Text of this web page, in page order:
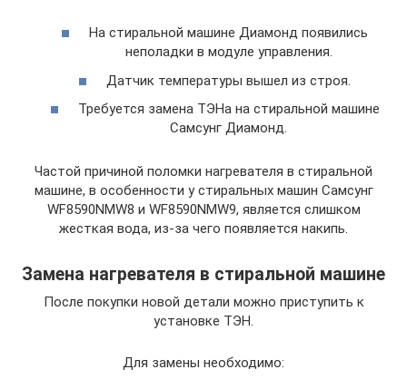
На стиральной машине Диамонд появились
неполадки в модуле управления.
Датчик температуры вышел из строя.
Требуется замена ТЭНа на стиральной машине
Самсунг Диамонд.
Частой причиной поломки нагревателя в стиральной
машине, в особенности у стиральных машин Самсунг
WF8590NMW8 и WF8590NMW9, является слишком
жесткая вода, из-за чего появляется накипь.
Замена нагревателя в стиральной машине
После покупки новой детали можно приступить к
установке ТЭН.
Для замены необходимо: